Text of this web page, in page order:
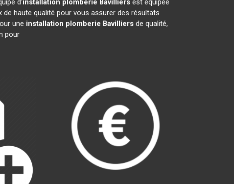
d'installation plomberie Bavilliers est équipée
haute qualité pour vous assurer des résultats
une installation plomberie Bavilliers de qualité,
pour